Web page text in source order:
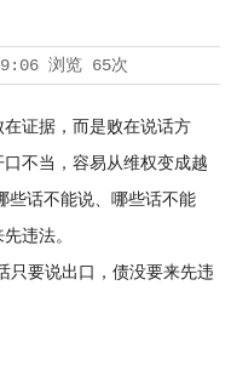
浏览 65次
证据，而是败在说话方
不当，容易从维权变成越
些话不能说、哪些话不能
违法。